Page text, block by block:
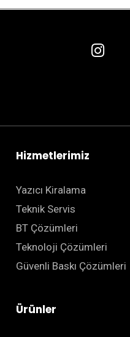
Hizmetlerimiz
Yazıcı Kiralama
Teknik Servis
BT Çözümleri
Teknoloji Çözümleri
Güvenli Baskı Çözümleri
Ürünler